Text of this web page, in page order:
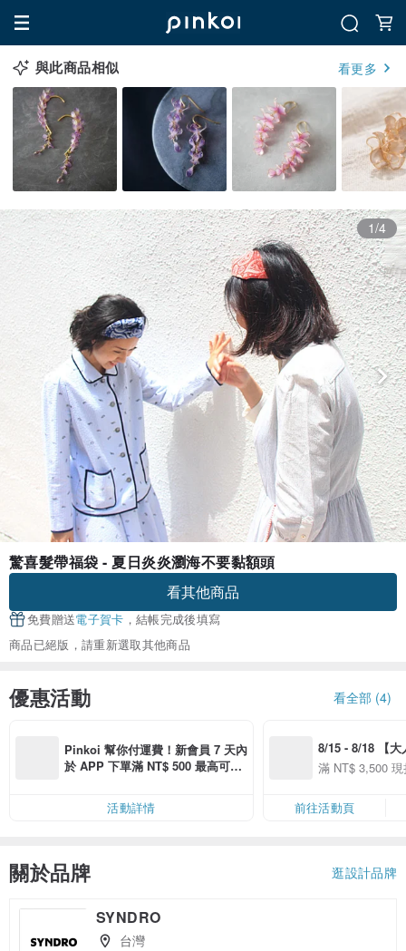
與此商品相似 看更多
1/4
驚喜髮帶福袋 - 夏日炎炎瀏海不要黏額頭
看其他商品
免費贈送電子賀卡 ，結帳完成後填寫
商品已絕版，請重新選取其他商品
優惠活動 看全部 (4)
Pinkoi 幫你付運費！新會員 7 天內
於 APP 下單滿 NT$ 500 最高可折
活動詳情
8/15 - 8/18 【大
季】滿
50
滿 NT$ 3,500
前往活動頁
關於品牌 逛設計品牌
SYNDRO
台灣